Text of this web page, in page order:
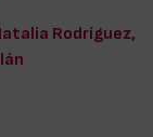
Rodríguez,